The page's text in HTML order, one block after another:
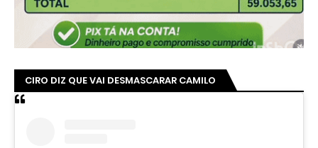
CIRO DIZ QUE VAI DESMASCARAR CAMILO